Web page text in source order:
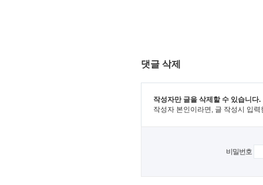
댓글 삭제
작성자만 글을 삭제할 수 있습니다.
작성자 본인이라면, 글 작성시 입
비밀번호